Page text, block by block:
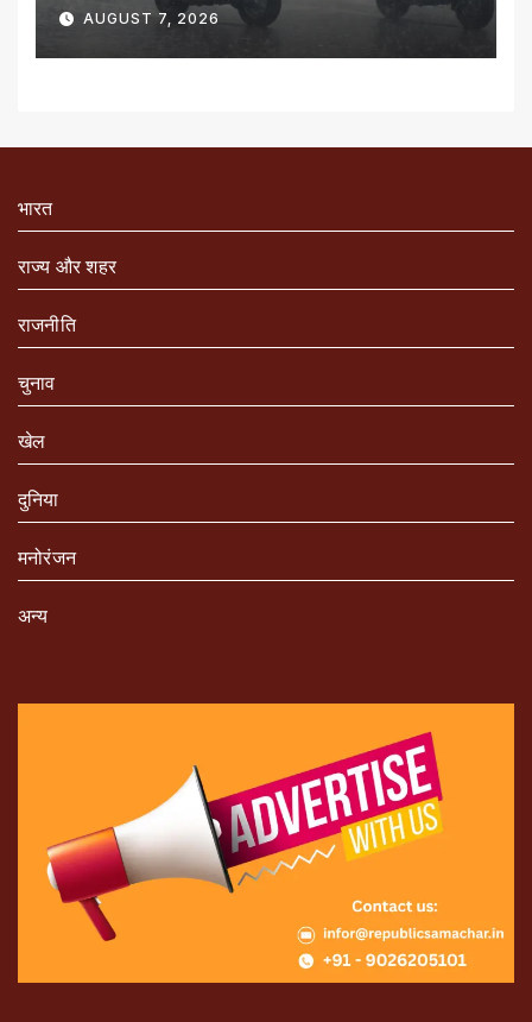
AUGUST 7, 2026
भारत
राज्य और शहर
राजनीति
चुनाव
खेल
दुनिया
मनोरंजन
अन्य